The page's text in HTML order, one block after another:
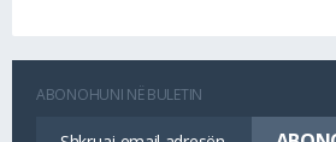
ABONOHUNI NË BULETIN